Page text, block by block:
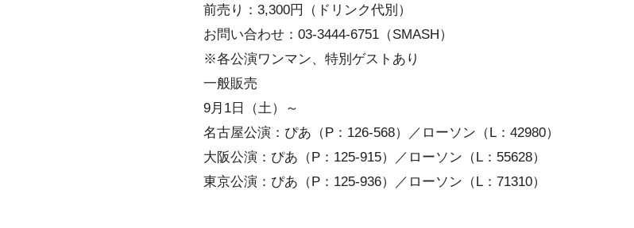
前売り：3,300円（ドリンク代別）
お問い合わせ：03-3444-6751（SMASH）
※各公演ワンマン、特別ゲストあり
一般販売
9月1日（土）～
名古屋公演：ぴあ（P：126-568）／ローソン（L：42980）
大阪公演：ぴあ（P：125-915）／ローソン（L：55628）
東京公演：ぴあ（P：125-936）／ローソン（L：71310）